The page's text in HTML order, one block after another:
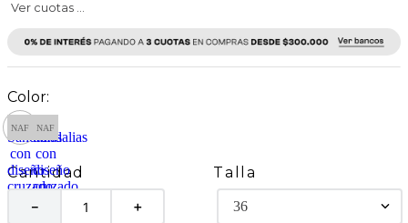
Ver cuotas ...
Cantidad
＋
－
Talla
36